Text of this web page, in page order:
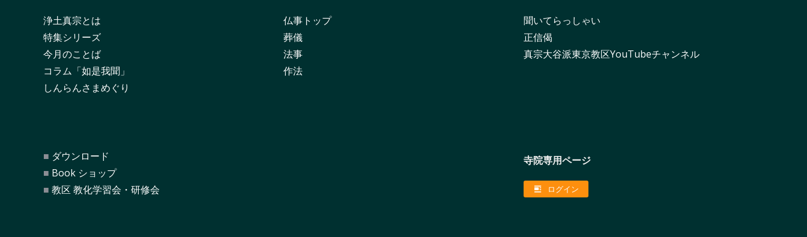
浄土真宗とは
特集シリーズ
今月のことば
コラム「如是我聞」
しんらんさまめぐり
仏事トップ
葬儀
法事
作法
聞いてらっしゃい
正信偈
真宗大谷派東京教区YouTubeチャンネル
ダウンロード
Book ショップ
教区 教化学習会・研修会
寺院専用ページ
ログイン